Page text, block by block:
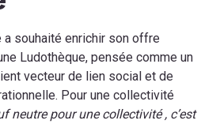
a souhaité enrichir son offre
Ludothèque, pensée comme un
vecteur de lien social et de
Pour une collectivité
neutre pour une collectivité , c’est